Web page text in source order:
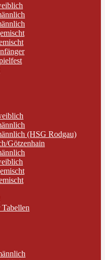
(HSG Rodgau)
Götzenhain